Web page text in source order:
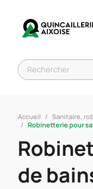
Accueil
Sanitaire,
Robinetterie pour
de